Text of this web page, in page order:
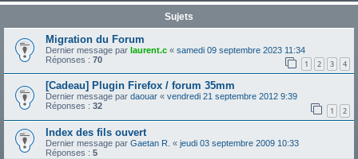
Sujets
Migration du Forum
Dernier message par laurent.c « samedi 09 septembre 2023 11:34
Réponses : 70 1 2 3 4
[Cadeau] Plugin Firefox / forum 35mm
Dernier message par daouar « vendredi 21 septembre 2012 9:39
Réponses : 32 1 2
Index des fils ouvert
Dernier message par Gaetan R. « jeudi 03 septembre 2009 10:33
Réponses : 5